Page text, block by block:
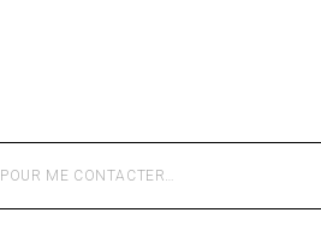
POUR ME CONTACTER…